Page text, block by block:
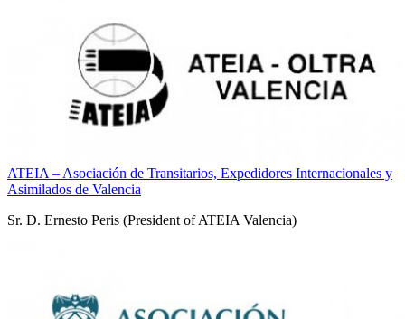
ATEIA – Asociación de Transitarios, Expedidores Internacionales y
Asimilados de Valencia
Sr. D. Ernesto Peris (President of ATEIA Valencia)